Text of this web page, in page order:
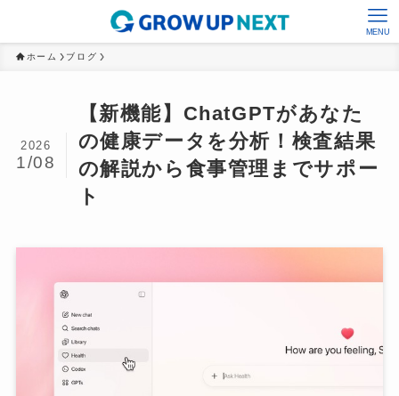
MENU
ホーム ブログ
【新機能】ChatGPTがあなた
の健康データを分析！検査結果
の解説から食事管理までサポー
ト
2026
1/08